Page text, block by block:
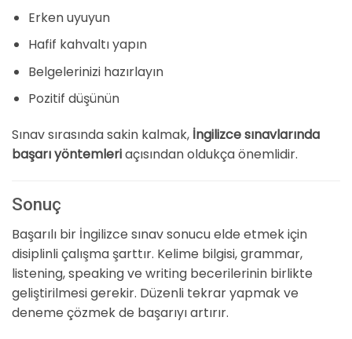
Erken uyuyun
Hafif kahvaltı yapın
Belgelerinizi hazırlayın
Pozitif düşünün
Sınav sırasında sakin kalmak, İngilizce sınavlarında
başarı yöntemleriaçısından oldukça önemlidir.
Sonuç
Başarılı bir İngilizce sınav sonucu elde etmek için
disiplinli çalışma şarttır. Kelime bilgisi, grammar,
listening, speaking ve writing becerilerinin birlikte
geliştirilmesi gerekir. Düzenli tekrar yapmak ve
deneme çözmek de başarıyı artırır.